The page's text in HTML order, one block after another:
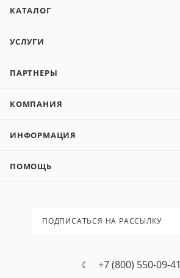
КАТАЛОГ
УСЛУГИ
ПАРТНЕРЫ
КОМПАНИЯ
ИНФОРМАЦИЯ
ПОМОЩЬ
ПОДПИСАТЬСЯ НА РАССЫЛКУ
+7 (800) 550-09-41